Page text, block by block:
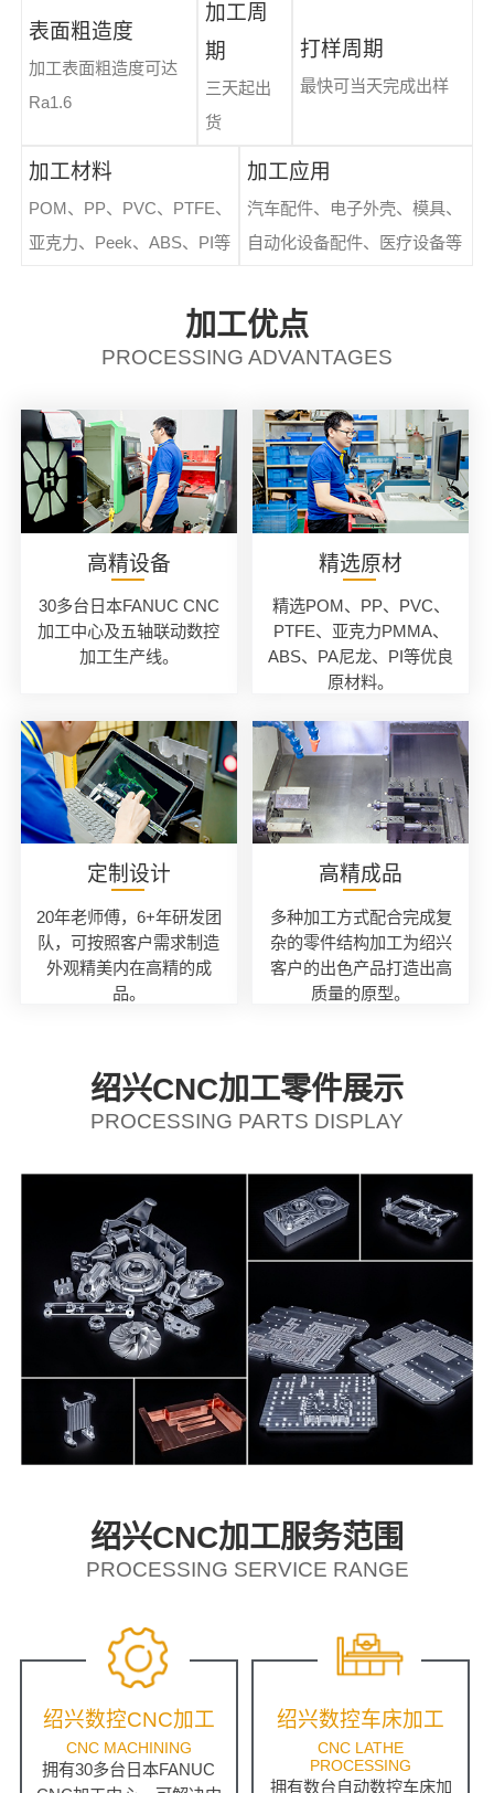
表面粗造度
加工表面粗造度可达
Ra1.6
加工周
期
三天起出
货
打样周期
最快可当天完成出样
加工材料
POM、PP、PVC、PTFE、
亚克力、Peek、ABS、PI等
加工应用
汽车配件、电子外壳、模具、
自动化设备配件、医疗设备等
加工优点
PROCESSING ADVANTAGES
高精设备
30多台日本FANUC CNC
加工中心及五轴联动数控
加工生产线。
精选原材
精选POM、PP、PVC、
PTFE、亚克力PMMA、
ABS、PA尼龙、PI等优良
原材料。
定制设计
20年老师傅，6+年研发团
队，可按照客户需求制造
外观精美内在高精的成
品。
高精成品
多种加工方式配合完成复
杂的零件结构加工为绍兴
客户的出色产品打造出高
质量的原型。
绍兴CNC加工零件展示
PROCESSING PARTS DISPLAY
绍兴CNC加工服务范围
PROCESSING SERVICE RANGE
绍兴数控CNC加工
CNC MACHINING
拥有30多台日本FANUC
绍兴数控车床加工
CNC LATHE
PROCESSING
拥有数台自动数控车床加